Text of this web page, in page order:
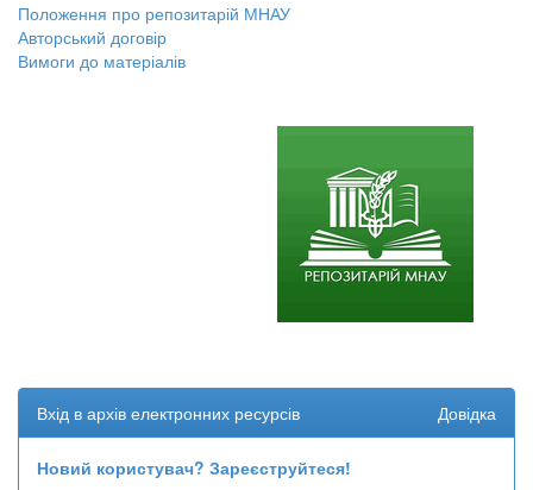
Положення про репозитарій МНАУ
Авторський договір
Вимоги до матеріалів
Вхід в архів електронних ресурсів Довідка
Новий користувач? Зареєструйтеся!